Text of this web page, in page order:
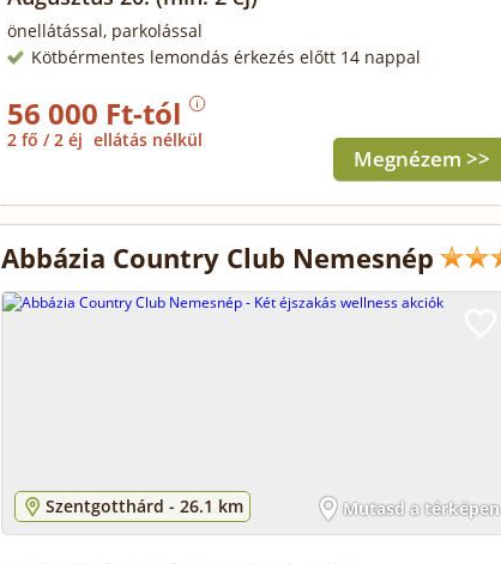
önellátással, parkolással
Kötbérmentes lemondás érkezés előtt 14 nappal
56 000 Ft-tól
2 fő / 2 éj ellátás nélkül
Megnézem >>
Abbázia Country Club Nemesnép
Mutasd a térképen
Szentgotthárd - 26.1 km